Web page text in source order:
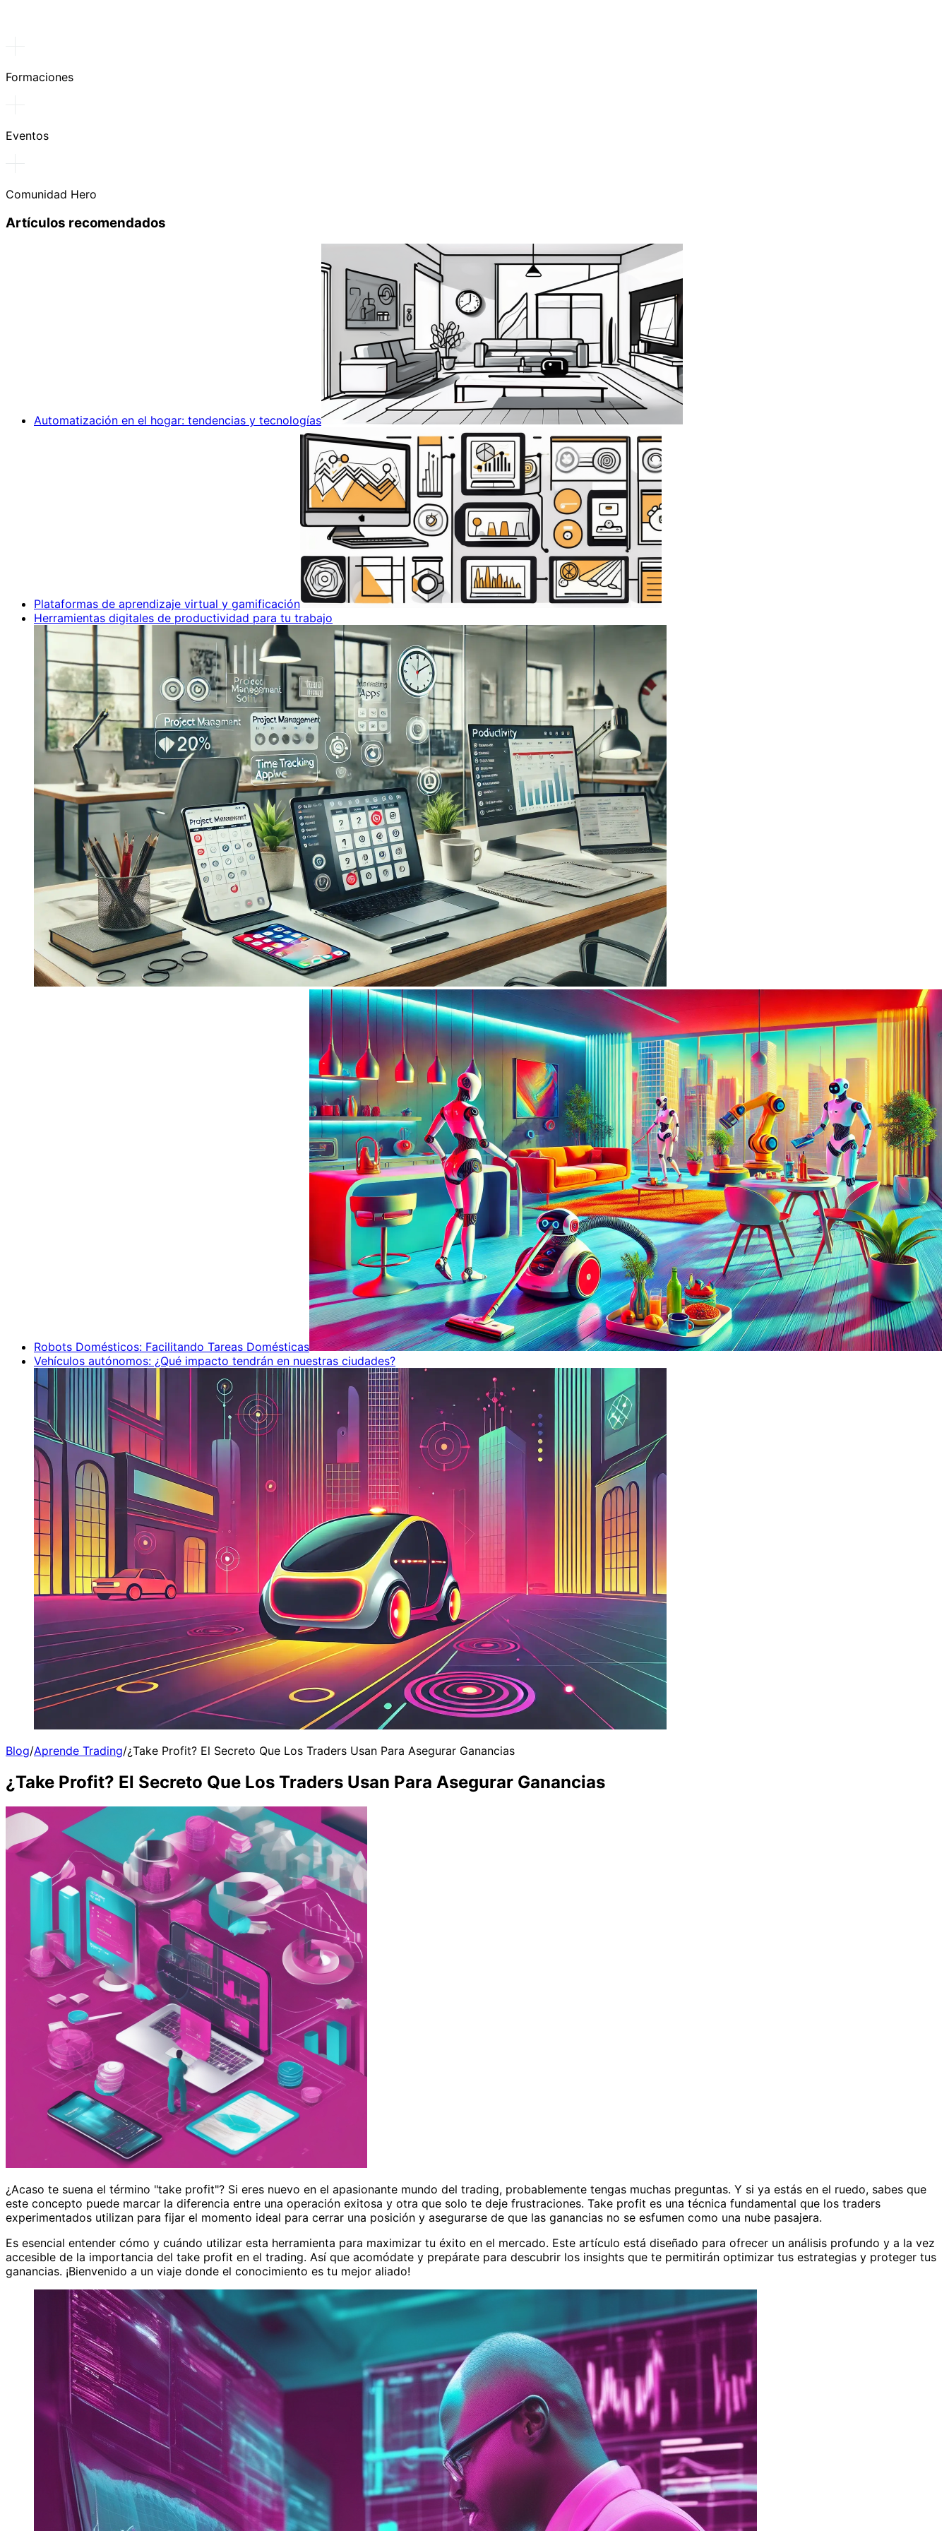
Formaciones
Eventos
Comunidad Hero
Artículos recomendados
Automatización en el hogar: tendencias y tecnologías
Plataformas de aprendizaje virtual y gamificación
Herramientas digitales de productividad para tu trabajo
Robots Domésticos: Facilitando Tareas Domésticas
Vehículos autónomos: ¿Qué impacto tendrán en nuestras ciudades?
Blog/Aprende Trading/¿Take Profit? El Secreto Que Los Traders Usan Para Asegurar Ganancias
¿Take Profit? El Secreto Que Los Traders Usan Para Asegurar Ganancias
¿Acaso te suena el término "take profit"? Si eres nuevo en el apasionante mundo del trading, probablemente tengas muchas preguntas. Y si ya estás en el ruedo, sabes que
este concepto puede marcar la diferencia entre una operación exitosa y otra que solo te deje frustraciones. Take profit es una técnica fundamental que los traders
experimentados utilizan para fijar el momento ideal para cerrar una posición y asegurarse de que las ganancias no se esfumen como una nube pasajera.
Es esencial entender cómo y cuándo utilizar esta herramienta para maximizar tu éxito en el mercado. Este artículo está diseñado para ofrecer un análisis profundo y a la vez
accesible de la importancia del take profit en el trading. Así que acomódate y prepárate para descubrir los insights que te permitirán optimizar tus estrategias y proteger tus
ganancias. ¡Bienvenido a un viaje donde el conocimiento es tu mejor aliado!